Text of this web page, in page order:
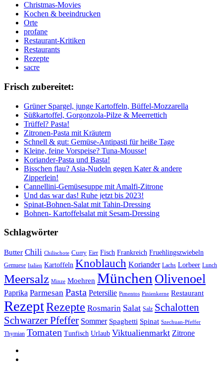
Christmas-Movies
Kochen & beeindrucken
Orte
profane
Restaurant-Kritiken
Restaurants
Rezepte
sacre
Frisch zubereitet:
Grüner Spargel, junge Kartoffeln, Büffel-Mozzarella
Süßkartoffel, Gorgonzola-Pilze & Meerrettich
Trüffel? Pasta!
Zitronen-Pasta mit Kräutern
Schnell & gut: Gemüse-Antipasti für heiße Tage
Kleine, feine Vorspeise? Tuna-Mousse!
Koriander-Pasta und Basta!
Bisschen flau? Asia-Nudeln gegen Kater & andere
Zipperlein!
Cannellini-Gemüsesuppe mit Amalfi-Zitrone
Und das war das! Ruhe jetzt bis 2023!
Spinat-Bohnen-Salat mit Tahin-Dressing
Bohnen- Kartoffelsalat mit Sesam-Dressing
Schlagwörter
Butter Chili Chilischote Curry Eier Fisch Frankreich Fruehlingszwiebeln
Gemuese Italien Kartoffeln Knoblauch Koriander Lachs Lorbeer Lunch
Meersalz Minze Moehren München Olivenoel
Paprika Parmesan Pasta Petersilie Pimentos Pinienkerne Restaurant
RezeptRezepte Rosmarin Salat Salz Schalotten
Schwarzer Pfeffer Sommer Spaghetti Spinat Szechuan-Pfeffer
Thymian Tomaten Tunfisch Urlaub Viktualienmarkt Zitrone